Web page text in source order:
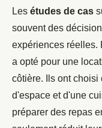
Les études de cas
souvent des
expériences réelles.
a opté pour une
côtière. Ils ont
d'espace et d'une
préparer des repas